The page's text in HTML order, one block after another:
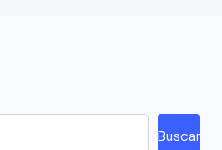
Buscar